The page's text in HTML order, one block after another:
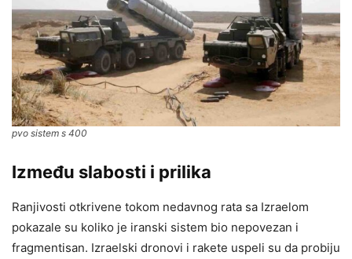
pvo sistem s 400
Između slabosti i prilika
Ranjivosti otkrivene tokom nedavnog rata sa Izraelom
pokazale su koliko je iranski sistem bio nepovezan i
fragmentisan. Izraelski dronovi i rakete uspeli su da probiju